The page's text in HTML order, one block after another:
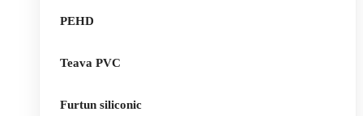
PEHD
Teava PVC
Furtun siliconic